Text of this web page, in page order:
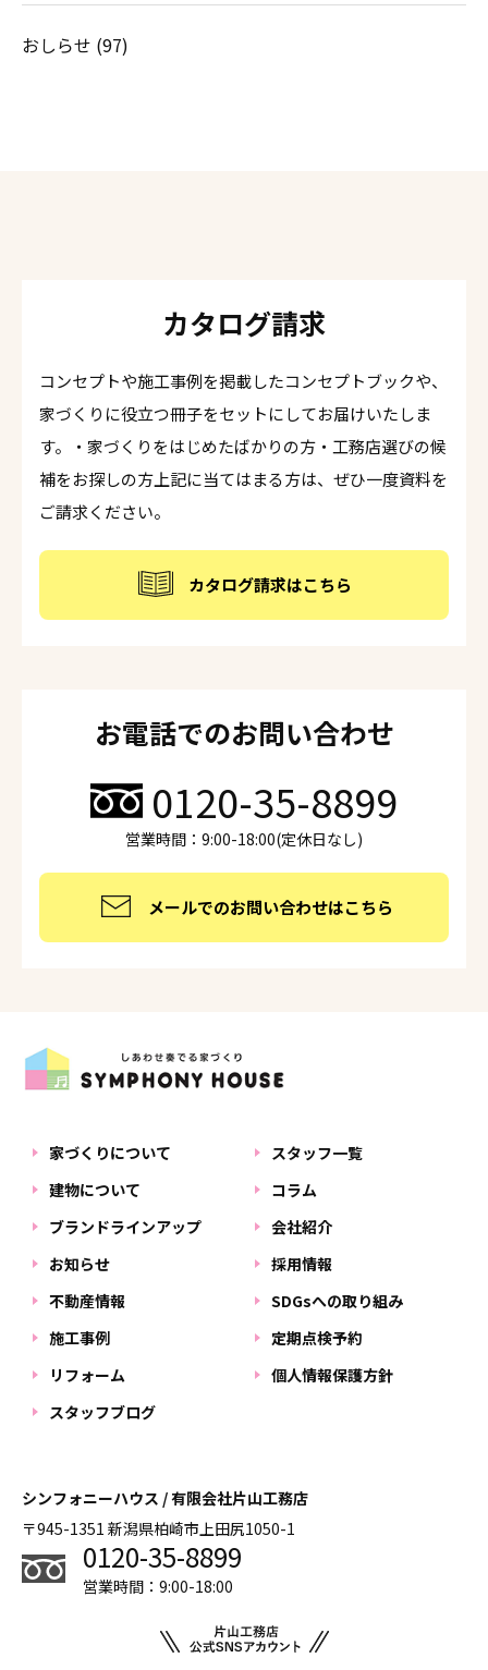
おしらせ (97)
カタログ請求
コンセプトや施工事例を掲載したコンセプトブックや、
家づくりに役立つ冊子をセットにしてお届けいたしま
す。・家づくりをはじめたばかりの方・工務店選びの候
補をお探しの方上記に当てはまる方は、ぜひ一度資料を
ご請求ください。
カタログ請求はこちら
お電話でのお問い合わせ
0120-35-8899
営業時間：9:00-18:00(定休日なし)
メールでのお問い合わせはこちら
家づくりについて
建物について
ブランドラインアップ
お知らせ
不動産情報
施工事例
リフォーム
スタッフブログ
スタッフ一覧
コラム
会社紹介
採用情報
SDGsへの取り組み
定期点検予約
個人情報保護方針
シンフォニーハウス / 有限会社片山工務店
〒945-1351 新潟県柏崎市上田尻1050-1
0120-35-8899
営業時間：9:00-18:00